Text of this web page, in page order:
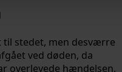
til stedet, men desværre
ved døden, da
overlevede hændelsen.